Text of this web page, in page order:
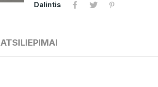
Dalintis
ATSILIEPIMAI